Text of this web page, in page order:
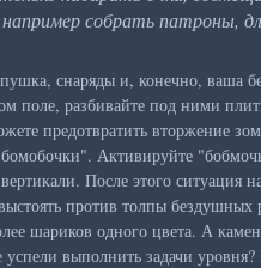
собрать патроны,
снаряды и, конечно, ваша
поле, разбивайте под ними
предотвратить вторжение
Активируйте
После этого ситуация
против толпы
шариков одного цвета. А
выполнить задачи уровня?